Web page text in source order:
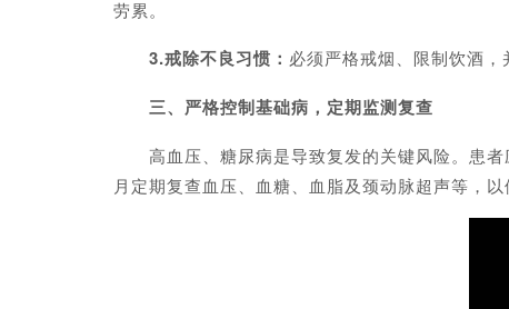
劳累。
3.戒除不良习惯： 必须严格戒烟、限制饮酒，
三、严格控制基础病，定期监测复查
高血压、糖尿病是导致复发的关键风险。患者
月定期复查血压、血糖、血脂及颈动脉超声等，以